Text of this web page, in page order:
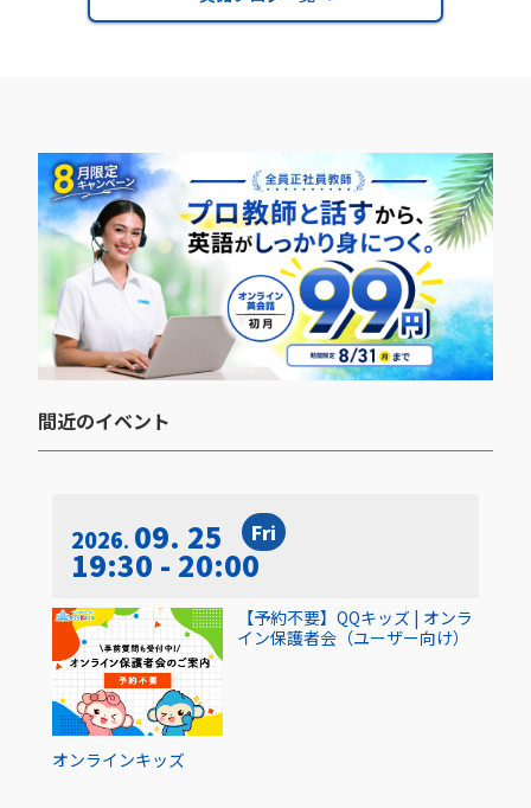
間近のイベント​
2026 09. 25 Fri
19:30 - 20:00
オンラインキッズ
【予約不要】QQキッズ | オンラ
イン保護者会（ユーザー向け）